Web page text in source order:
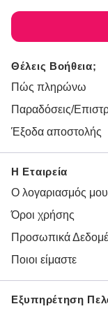
Θέλεις Βοήθεια;
Πώς πληρώνω
Παραδόσεις/
Έξοδα αποστολής
Η Εταιρεία
Ο λογαριασμός μου
Όροι χρήσης
Προσωπικά
Ποιοι είμαστε
Εξυπηρέτηση